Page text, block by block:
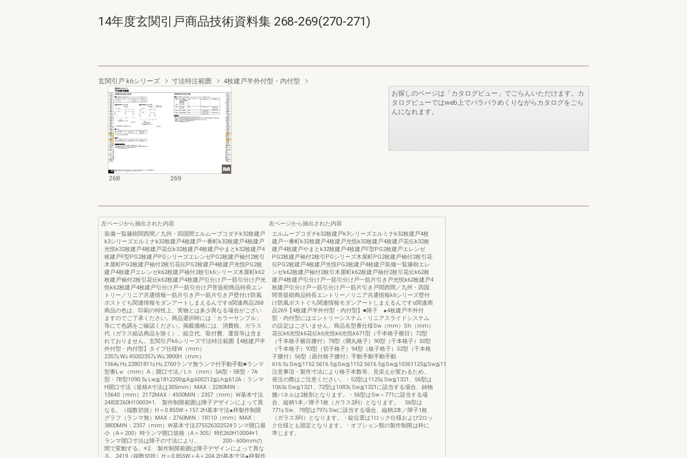
14年度玄関引戸商品技術資料集 268-269(270-271)
玄関引戸 k6シリーズ 寸法特注範囲 4枚建戸半外付型・内付型
268 269
お探しのページは「カタログビュー」でごらんいただけます。カ
タログビューではweb上でパラパラめくりながらカタログをごら
んになれます。
左ページから抽出された内容
装備一覧籐樹関西間／九州・四国間エルムーブコダチk32枚建戸
k3シリーズエルミナk32枚建戸4枚建戸一番町k32枚建戸4枚建戸
光悦k32枚建戸4枚建戸花伝k32枚建戸4枚建戸やまとk32枚建戸4
枚建戸F型PG2枚建戸PGシリーズエレンゼPG2枚建戸袖付2枚引
木屋町PG2枚建戸袖付2枚引花伝PG2枚建戸4枚建戸光悦PG2枚
建戸4枚建戸エレンゼk62枚建戸袖付2枚引k6シリーズ木屋町k62
枚建戸袖付2枚引花伝k62枚建戸4枚建戸引分け戸一筋引分け戸光
悦k62枚建戸4枚建戸引分け戸一筋引分け戸菩提樹商品特長エン
トリー／リニア共通情報一筋片引き戸一筋片引き戸壁付け防風
ポストぐち関連情報モダンアートしまえるんですα関連商品268
商品の色は、印刷の特性上、実物とは多少異なる場合がござい
ますのでご了承ください。商品選択時には「カラーサンプル」
等にて色調をご確認ください。掲載価格には、消費税、ガラス
代（ガラス組込商品を除く）、組立代、取付費、運賃等は含ま
れておりません。玄関引戸k6シリーズ寸法特注範囲【4枚建戸半
外付型・内付型】タイプ仕様W（mm）
2357≦W≦45002357≦W≦3800H（mm）
1564≦H≦22801811≦H≦2760ランマ無ランマ付手動手動■ランマ
型番Lｗ（mm）A；開口寸法／Lｈ（mm）5A型・5B型・7A
型・7B型1090.5≦Lw≦1812200≦A≦600212≦Lh≦612A：ランマ
H開口寸法（規格A寸法は305mm）MAX：2280MIN：
15640（mm）2172MAX：4500MIN：2357（mm）W基本寸法
2482E260H10003※1. 製作制限範囲は障子デザインによって異
なる。（端数切捨）H＝0.855W＋157.2H基本寸法●枠製作制限
グラフ（ランマ無）MAX：2760MIN：18110（mm）MAX：
3800MIN：2357（mm）W基本寸法275526322524ランマ開口最
小（A＝200）時ランマ開口規格（A＝305）時E260H10004※1.
ランマ開口寸法は障子の寸法により、 200∼600mmの
間で変動する。※2. 製作制限範囲は障子デザインによって異な
る。2419（端数切捨）H＝0.855W＋A＋204.2H基本寸法●枠製作
右ページから抽出された内容
エルムーブコダチk32枚建戸k3シリーズエルミナk32枚建戸4枚
建戸一番町k32枚建戸4枚建戸光悦k32枚建戸4枚建戸花伝k32枚
建戸4枚建戸やまとk32枚建戸4枚建戸F型PG2枚建戸エレンゼ
PG2枚建戸袖付2枚引PGシリーズ木屋町PG2枚建戸袖付2枚引花
伝PG2枚建戸4枚建戸光悦PG2枚建戸4枚建戸装備一覧籐樹エレ
ンゼk62枚建戸袖付2枚引木屋町k62枚建戸袖付2枚引花伝k62枚
建戸4枚建戸引分け戸一筋引分け戸一筋片引き戸光悦k62枚建戸4
枚建戸引分け戸一筋引分け戸一筋片引き戸関西間／九州・四国
間菩提樹商品特長エントリー／リニア共通情報k6シリーズ壁付
け防風ポストぐち関連情報モダンアートしまえるんですα関連商
品269【4枚建戸半外付型・内付型】■障子 ●4枚建戸半外付
型・内付型にはエントリーシステム・リニアスライドシステム
の設定はございません。商品名型番仕様Sw（mm）Sh（mm）
花伝k6光悦k6花伝k6光悦k6光悦k671型（千本格子横目）72型
（千本格子横目腰付）78型（隅丸格子）90型（千本格子）50型
（千本格子）93型（切子格子）94型（板子格子）52型（千本格
子腰付）56型（面付格子腰付）手動手動手動手動
注意事項・製作寸法により格子本数等、見栄えが変わるため、
発注の際はご注意ください。・52型は1125≦Sw≦1321、56型は
1063≦Sw≦1321、72型は1083≦Sw≦1321に該当する場合、鋳物
腰パネルは2枚割となります。・56型はSw＜771に該当する場
合、縦柄1本／障子1枚（ガラス2列）となります。 56型は
771≦Sw、78型は797≦Swに該当する場合、縦柄2本／障子1枚
（ガラス3列）となります。・錠位置は1ロック仕様および2ロッ
ク仕様とも固定となります。・オプション類の製作制限は枠に
準じます。